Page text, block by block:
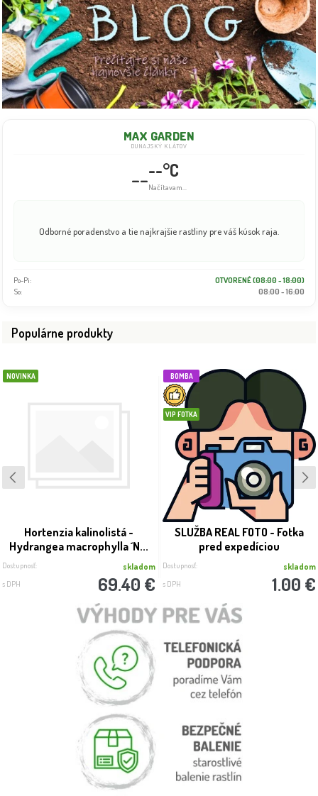
MAX GARDEN
DUNAJSKÝ KLÁTOV
--°C
Info dočasne nedostupné
Odborné poradenstvo a tie najkrajšie rastliny pre váš kúsok raja.
Po-Pi:
OTVORENÉ (08:00 - 18:00)
So:
08:00 - 16:00
Populárne produkty
NOVINKA
Hortenzia kalinolistá -
Hydrangea macrophylla ´N...
Dostupnosť: skladom
s DPH 69.40 €
BOMBA
VIP FOTKA
SLUŽBA REAL FOTO - Fotka
pred expedíciou
Dostupnosť: skladom
s DPH 1.00 €